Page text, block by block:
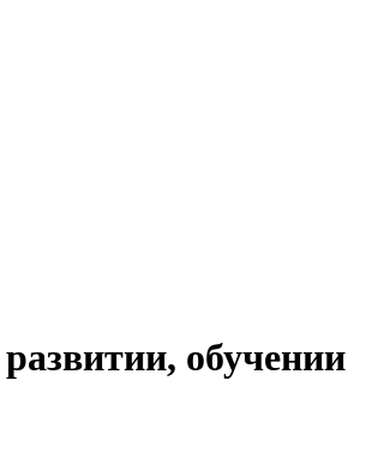
обучении